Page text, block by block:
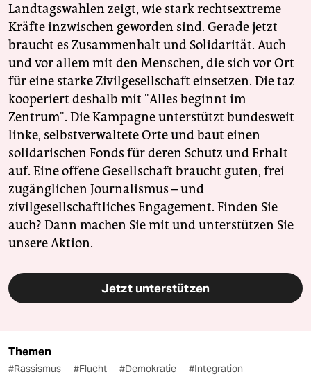
Landtagswahlen zeigt, wie stark rechtsextreme
Kräfte inzwischen geworden sind. Gerade jetzt
braucht es Zusammenhalt und Solidarität. Auch
und vor allem mit den Menschen, die sich vor Ort
für eine starke Zivilgesellschaft einsetzen. Die taz
kooperiert deshalb mit "Alles beginnt im
Zentrum". Die Kampagne unterstützt bundesweit
linke, selbstverwaltete Orte und baut einen
solidarischen Fonds für deren Schutz und Erhalt
auf. Eine offene Gesellschaft braucht guten, frei
zugänglichen Journalismus – und
zivilgesellschaftliches Engagement. Finden Sie
auch? Dann machen Sie mit und unterstützen Sie
unsere Aktion.
Jetzt unterstützen
Themen
#Rassismus #Flucht #Demokratie
#Integration